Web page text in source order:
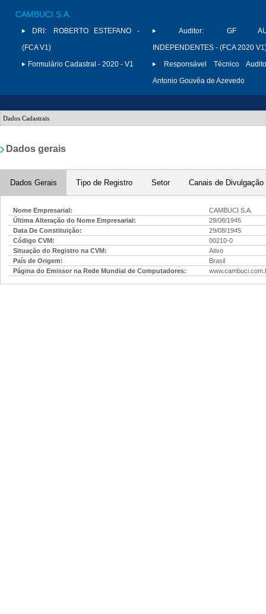
CAMBUCI S.A.
DRI:
ROBERTO ESTEFANO -
(FCA V1)
Formulário Cadastral - 2020 - V1
Auditor:
GF
INDEPENDENTES - (FCA 2020
Responsável Técnico
Antonio Gouvêa de Azevedo